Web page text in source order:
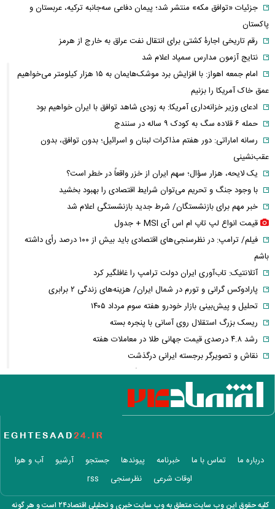
جزئیات «توافق مکه» منتشر شد؛ پیمان دفاعی سه‌جانبه ترکیه، عربستان و
پاکستان
رقم تاریخی اجارۀ کشتی برای انتقال نفت عراق به خارج از هرمز
نتایج آزمون مدارس سمپاد اعلام شد
امام‌ جمعه اهواز: با افزایش برد موشک‌هایمان به ۱۵ هزار کیلومتر می‌خواهیم
عمق خاک آمریکا را بزنیم
ادعای وزیر خزانه‌داری آمریکا: به زودی شاهد توافق با ایران خواهیم بود
حمله ۶ قلاده سگ به کودک ۹ ساله در سنندج
رسانه اماراتی: دور هفتم مذاکرات لبنان و اسرائیل؛ بدون توافق، بدون
عقب‌نشینی
یک لایحه، هزار سؤال؛ سهم ایران از خزر واقعاً در خطر است؟
با وجود جنگ و تحریم می‌توان شرایط اقتصادی را بهبود بخشید
خبر مهم برای بازنشستگان/ شرط جدید بازنشستگی اعلام شد
قیمت انواع لپ تاپ ام اس آی MSI + جدول
فیلم/ ترامپ: در نظرسنجی‌های اقتصادی باید بیش از ۱۰۰ درصد رأی داشته
باشم
آتلانتیک: تاب‌آوری ایران دولت ترامپ را غافلگیر کرد
پارادوکس گرانی و تورم در شمال ایران/ هزینه‌های زندگی ۲ برابری
تحلیل و پیش‌بینی بازار خودرو هفته سوم مرداد ۱۴۰۵
ریسک بزرگ استقلال روی آسانی با پنجره بسته
رشد ۴.۸ درصدی قیمت جهانی طلا در معاملات هفته
نقاش و تصویرگر برجسته ایرانی درگذشت
معاون عراقچی: در هیچ دوره‌ای هماهنگی بین میدان و دیپلماسی را مانند
حال حاضر نداشتیم
وزارت دفاع چین: به نوسازی ارتش در بالاترین سطح ادامه خواهیم داد
وزارت خارجه پاکستان: پیمان دفاعی با ریاض و آنکارا برای تقویت امنیت
بازار ارزهای دیجیتال در نوسان/ بیت‌کوین ۶۴ هزار دلاری و هشدار درباره
درباره ما تماس با ما خبرنامه پیوندها جستجو آرشیو
آب و هوا
اوقات شرعی
نظرسنجی rss
کلیه حقوق این وب سایت متعلق به وب سایت خبری و تحلیلی اقتصاد۲۴ است و هر گونه